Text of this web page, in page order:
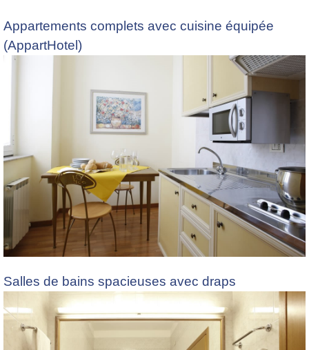
Appartements complets avec cuisine équipée
(AppartHotel)
Salles de bains spacieuses avec draps